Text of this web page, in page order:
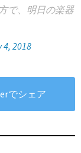
で、明日の楽器
4, 2018
でシェア